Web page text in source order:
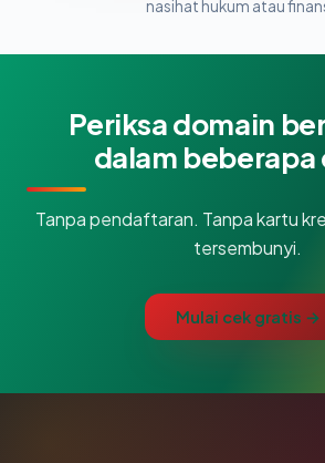
nasihat hukum atau
Periksa domain
dalam
Tanpa pendaftaran. Tanpa kartu
tersembunyi.
Mulai cek gratis →